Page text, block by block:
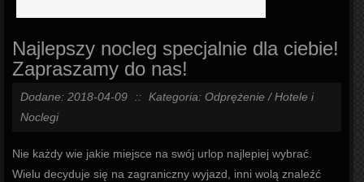
Najlepszy nocleg specjalnie dla ciebie!
Zapraszamy do nas!
Dodane: 2018-04-09 ::
Kategoria: Odprężenie / Hotele i
Noclegi
Nie każdy wie jakie miejsce na swój urlop najlepiej wybrać.
Wielu decyduje się na zagraniczny wyjazd, inni wolą znaleźć